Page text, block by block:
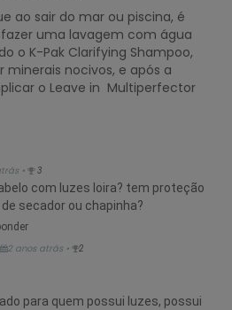
ao sair do mar ou piscina, é
uma lavagem com água
o K-Pak Clarifying Shampoo,
minerais nocivos, e após a
o Leave in Multiperfector
• 3
com luzes loira? tem proteção
secador ou chapinha?
2 anos atrás • 2
para quem possui luzes, possui